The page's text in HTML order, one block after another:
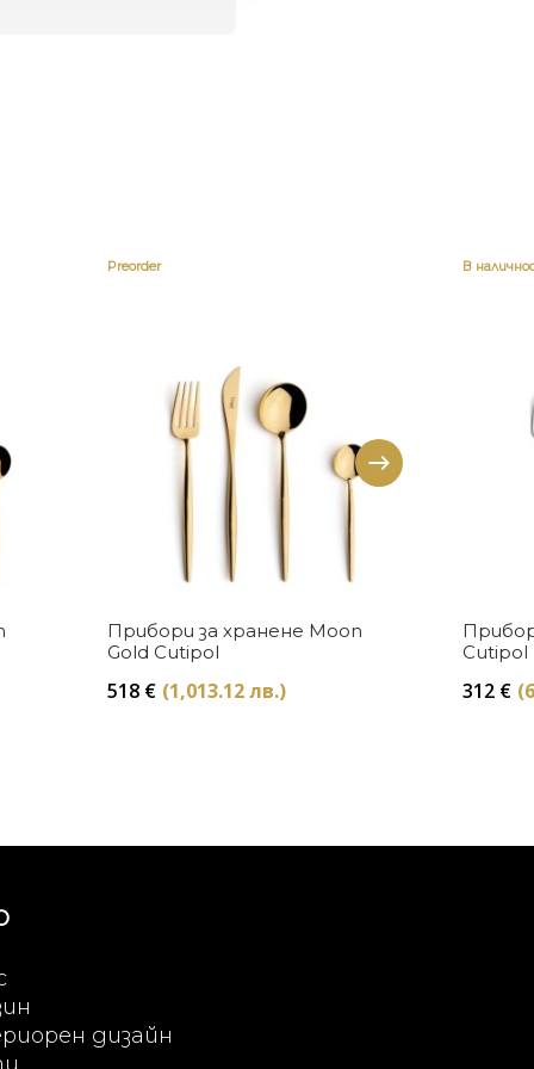
Preorder
Купи
Прибори за хранене Moon
Gold Cutipol
518 € (1,013.12 лв.)
В
Cutipol
312 €
дизайн